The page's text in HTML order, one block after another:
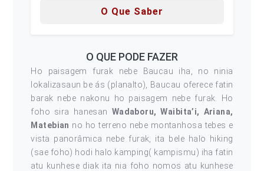
O Que Saber
O QUE PODE FAZER
Ho paisagem furak nebe Baucau iha, no ninia
lokalizasaun be ás (planalto), Baucau oferece fatin
barak nebe nakonu ho paisagem nebe furak. Ho
foho sira hanesan Wadaboru, Waibita’i, Ariana,
Matebian no ho terreno nebe montanhosa tebes e
vista panorâmica nebe furak, ita bele halo hiking
(sae foho) hodi halo kamping( kampismu) iha fatin
atu kunhese diak ita nia foho nomos atu kunhese